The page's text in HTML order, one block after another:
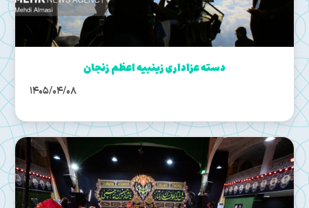
دسته عزاداری زینبیه اعظم زنجان
1405/04/08